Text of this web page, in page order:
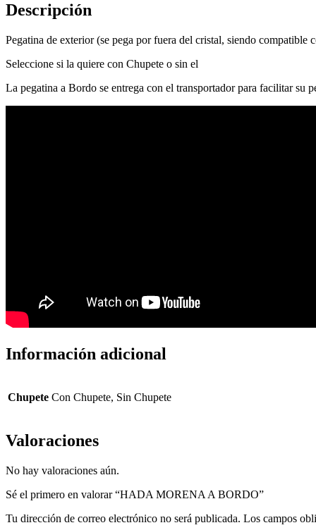
Descripción
Pegatina de exterior (se pega por fuera del cristal, siendo compatible
Seleccione si la quiere con Chupete o sin el
La pegatina a Bordo se entrega con el transportador para facilitar su
Información adicional
Chupete Con Chupete, Sin Chupete
Valoraciones
No hay valoraciones aún.
Sé el primero en valorar “HADA MORENA A BORDO”
Tu dirección de correo electrónico no será publicada. Los campos